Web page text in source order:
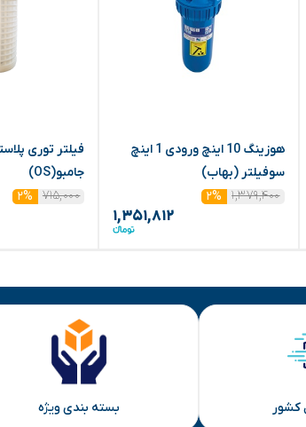
هوزینگ 10 اینچ ورودی 1 اینچ
سوفیلتر (بهاب)
۱,۳۷۹,۴۰۰
۲%
۱,۳۵۱,۸۱۲
جامبو(OS)
۷۱۵,۰۰۰
۲%
کشور بسته بندی ویژه